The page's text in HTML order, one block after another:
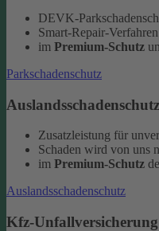
DEVK-
Smart-Repair-
im Premium-Schutz
Parkschadenschutz
Auslandsschadenschutz
Zusatzleistung für
Schaden wird von uns
im Premium-Schutz
Auslandsschadenschutz
Kfz-Unfallversicherung